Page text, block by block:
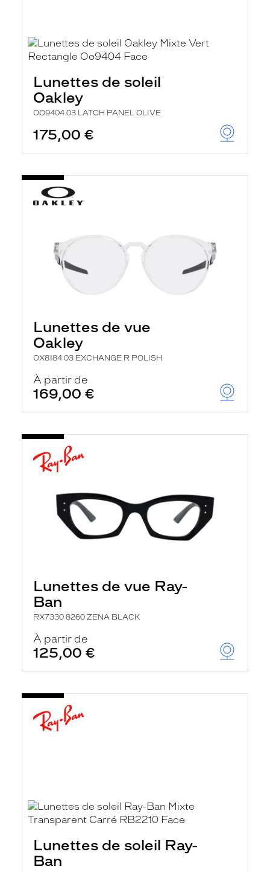
Lunettes de soleil
Oakley
OO9404 03 LATCH PANEL OLIVE
175,00 €
Lunettes de vue
Oakley
OX8184 03 EXCHANGE R POLISH
À partir de
169,00 €
Lunettes de vue Ray-
Ban
RX7330 8260 ZENA BLACK
À partir de
125,00 €
Lunettes de soleil Ray-
Ban